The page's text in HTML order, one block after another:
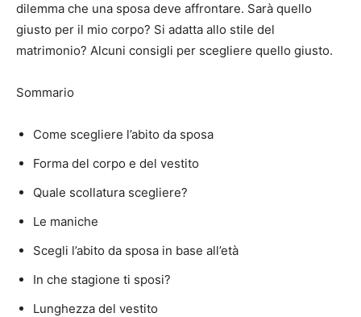
dilemma che una sposa deve affrontare. Sarà quello
giusto per il mio corpo? Si adatta allo stile del
matrimonio? Alcuni consigli per scegliere quello giusto.
Sommario
Come scegliere l’abito da sposa
Forma del corpo e del vestito
Quale scollatura scegliere?
Le maniche
Scegli l’abito da sposa in base all’età
In che stagione ti sposi?
Lunghezza del vestito